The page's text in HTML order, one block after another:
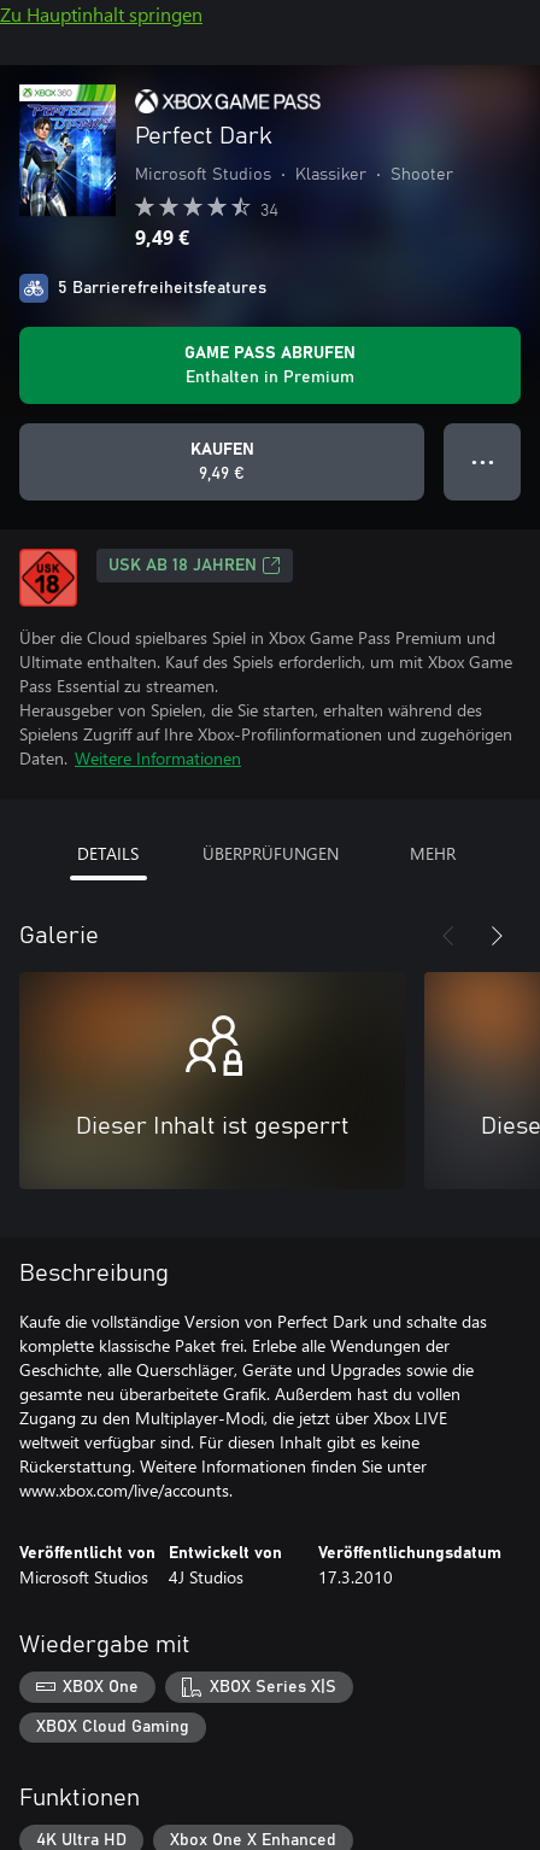
Zu Hauptinhalt springen
Perfect Dark
Microsoft Studios • Klassiker • Shooter
34
9,49 €
5 Barrierefreiheitsfeatures
GAME PASS ABRUFEN
Enthalten in Premium
KAUFEN
9,49 €
● ● ●
USK AB 18 JAHREN
Über die Cloud spielbares Spiel in Xbox Game Pass Premium und
Ultimate enthalten. Kauf des Spiels erforderlich, um mit Xbox Game
Pass Essential zu streamen.
Herausgeber von Spielen, die Sie starten, erhalten während des
Spielens Zugriff auf Ihre Xbox-Profilinformationen und zugehörigen
Daten. Weitere Informationen
DETAILS ÜBERPRÜFUNGEN MEHR
Galerie
Dieser Inhalt ist gesperrt
Beschreibung
Kaufe die vollständige Version von Perfect Dark und schalte das
komplette klassische Paket frei. Erlebe alle Wendungen der
Geschichte, alle Querschläger, Geräte und Upgrades sowie die
gesamte neu überarbeitete Grafik. Außerdem hast du vollen
Zugang zu den Multiplayer-Modi, die jetzt über Xbox LIVE
weltweit verfügbar sind. Für diesen Inhalt gibt es keine
Rückerstattung. Weitere Informationen finden Sie unter
www.xbox.com/live/accounts.
Veröffentlicht von
Microsoft Studios
Entwickelt von
4J Studios
Veröffentlichungsdatum
17.3.2010
Wiedergabe mit
XBOX One XBOX Series X|S
XBOX Cloud Gaming
Funktionen
4K Ultra HD Xbox One X Enhanced